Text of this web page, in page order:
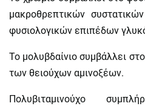
μακροθρεπτικών
φυσιολογικών επιπέδων
Το μολυβδαίνιο συμβάλλει
των θειούχων αμινοξέων.
Πολυβιταμινούχο